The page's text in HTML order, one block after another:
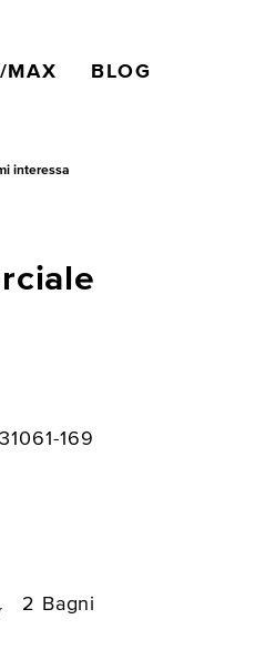
MAX BLOG
interessa
169
2 Bagni